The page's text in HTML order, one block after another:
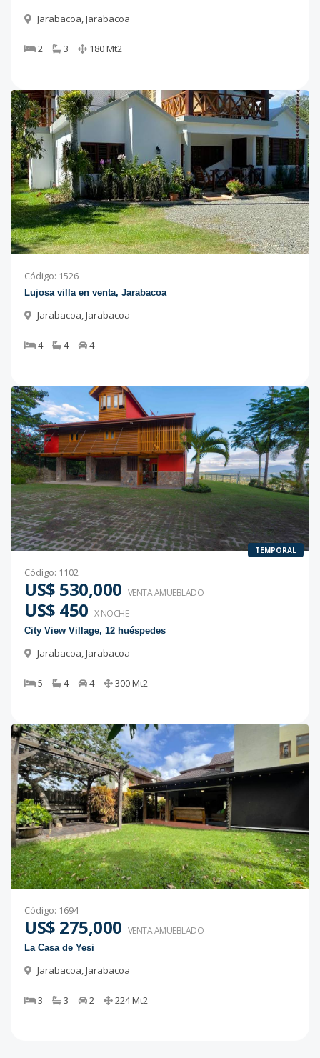
Jarabacoa,Jarabacoa
2 3 180Mt2
Código: 1526
Lujosa villa en venta, Jarabacoa
Jarabacoa,Jarabacoa
4 4 4
TEMPORAL
Código: 1102
US$ 530,000 VENTA AMUEBLADO
US$ 450 X NOCHE
City View Village, 12 huéspedes
Jarabacoa,Jarabacoa
5 4 4 300Mt2
Código: 1694
US$ 275,000 VENTA AMUEBLADO
La Casa de Yesi
Jarabacoa,Jarabacoa
3 3 2 224Mt2